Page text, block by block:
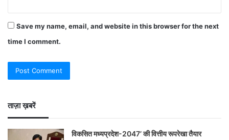
Save my name, email, and website in this browser for the next
time I comment.
ताज़ा ख़बरें
विकसित मध्यप्रदेश-2047’ की वित्तीय रूपरेखा तैयार